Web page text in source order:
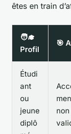
êtes en train
🧑‍🎓
Profil
🎯
Étudi
ant
ou
jeune
diplô